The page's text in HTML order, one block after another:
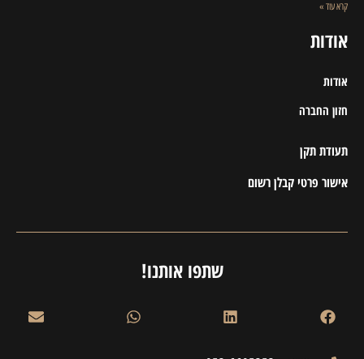
קרא עוד »
אודות
אודות
חזון החברה
תעודת תקן
אישור פרטי קבלן רשום
שתפו אותנו!